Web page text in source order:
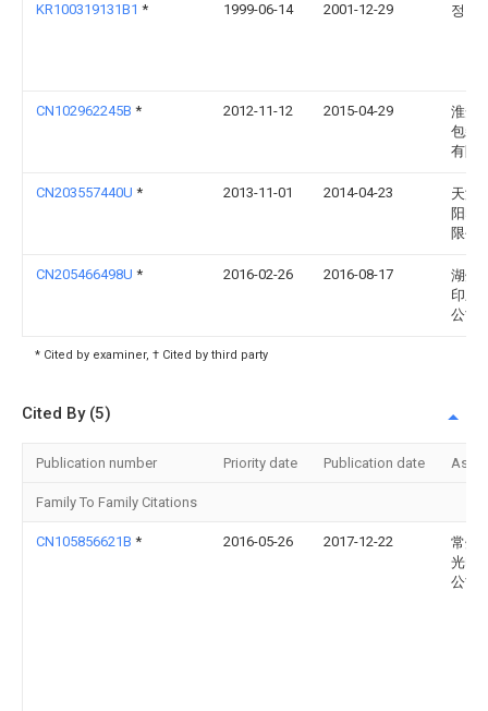
KR100319131B1 * 1999-06-14 2001-12-29 정운
CN102962245B * 2012-11-12 2015-04-29
淮安
包装
有限
CN203557440U * 2013-11-01 2014-04-23
天津
阳印
限公
CN205466498U * 2016-02-26 2016-08-17
湖州
印刷
公司
* Cited by examiner, † Cited by third party
Cited By (5)
Publication number Priority date Publication date
Family To Family Citations
CN105856621B * 2016-05-26 2017-12-22
常州
光电
公司